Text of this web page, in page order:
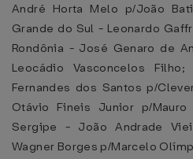
André Horta Melo p/João
Grande do Sul - Leonardo
Rondônia - José Genaro de
Leocádio Vasconcelos
Fernandes dos Santos p/
Otávio Fineis Junior p/Mauro
Sergipe - João Andrade
Wagner Borges p/Marcelo